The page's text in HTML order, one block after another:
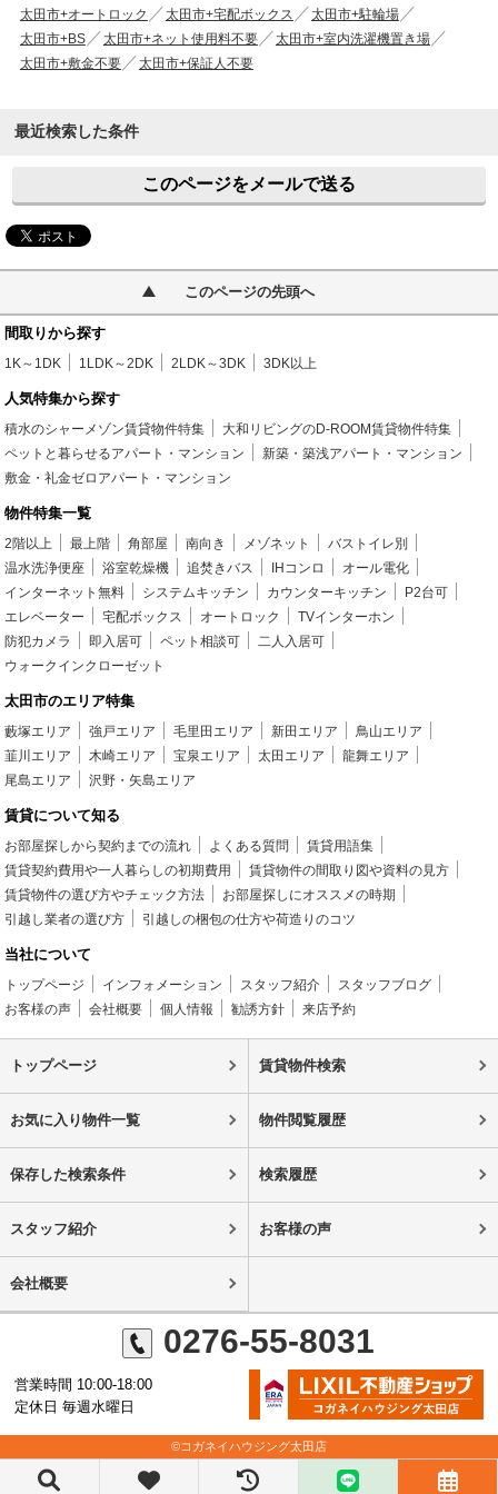
太田市+オートロック
太田市+宅配ボックス
太田市+駐輪場
太田市+BS
太田市+ネット使用料不要
太田市+室内洗濯機置き場
太田市+敷金不要
太田市+保証人不要
最近検索した条件
このページをメールで送る
このページの先頭へ
間取りから探す
1K～1DK 1LDK～2DK 2LDK～3DK 3DK以上
人気特集から探す
積水のシャーメゾン賃貸物件特集
大和リビングのD-ROOM賃貸物件特集
ペットと暮らせるアパート・マンション
新築・築浅アパート・マンション
敷金・礼金ゼロアパート・マンション
物件特集一覧
2階以上 最上階 角部屋 南向き メゾネット
バストイレ別
温水洗浄便座
浴室乾燥機 追焚きバス IHコンロ
オール電化
インターネット無料
システムキッチン カウンターキッチン
P2台可
エレベーター
宅配ボックス オートロック
TVインターホン
防犯カメラ
即入居可 ペット相談可
二人入居可
ウォークインクローゼット
太田市のエリア特集
藪塚エリア 強戸エリア 毛里田エリア 新田エリア
鳥山エリア
韮川エリア
木崎エリア 宝泉エリア 太田エリア
龍舞エリア
尾島エリア
沢野・矢島エリア
賃貸について知る
お部屋探しから契約までの流れ よくある質問
賃貸用語集
賃貸契約費用や一人暮らしの初期費用
賃貸物件の間取り図や資料の見方
賃貸物件の選び方やチェック方法
お部屋探しにオススメの時期
引越し業者の選び方
引越しの梱包の仕方や荷造りのコツ
当社について
トップページ インフォメーション スタッフ紹介
スタッフブログ
お客様の声
会社概要 個人情報 勧誘方針 来店予約
トップページ 賃貸物件検索
お気に入り物件一覧 物件閲覧履歴
保存した検索条件 検索履歴
スタッフ紹介 お客様の声
会社概要
0276-55-8031
営業時間 10:00-18:00
定休日 毎週水曜日
©コガネイハウジング太田店